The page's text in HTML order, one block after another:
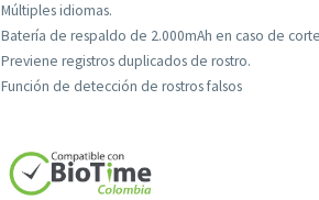
Múltiples idiomas.
Batería de respaldo de 2.000mAh en caso de
Previene registros duplicados de rostro.
Función de detección de rostros falsos